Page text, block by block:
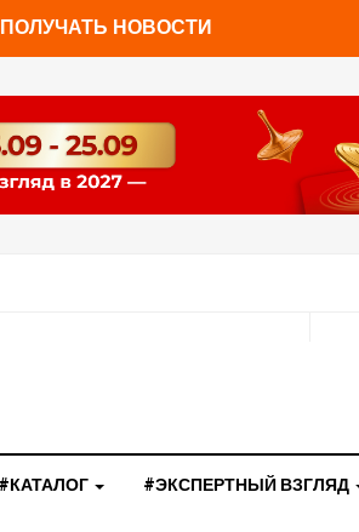
НОВОСТИ
#КАТАЛОГ #ЭКСПЕРТНЫЙ ВЗГЛЯД